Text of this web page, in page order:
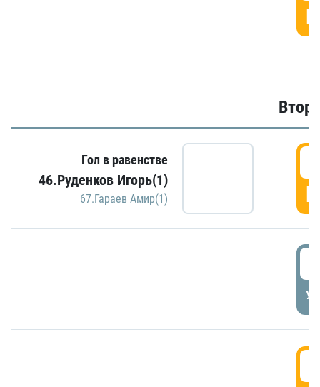
Гол в равенстве
46.Руденков Игорь(1)
67.Гараев Амир(1)